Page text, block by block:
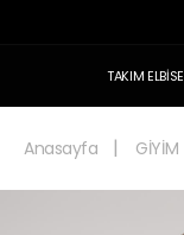
TAKIM ELBİSE
Anasayfa GİYİM